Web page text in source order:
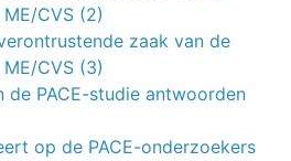
CVS (2)
zaak van de
CVS (3)
de PACE-studie antwoorden
op de PACE-onderzoekers